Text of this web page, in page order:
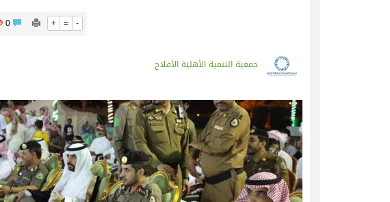
+ = -
0
جمعية التنمية الأهلية الأفلاج